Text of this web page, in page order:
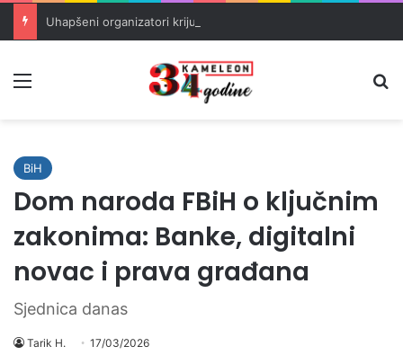
BiH
Dom naroda FBiH o ključnim
zakonima: Banke, digitalni
novac i prava građana
Sjednica danas
Tarik H. 17/03/2026